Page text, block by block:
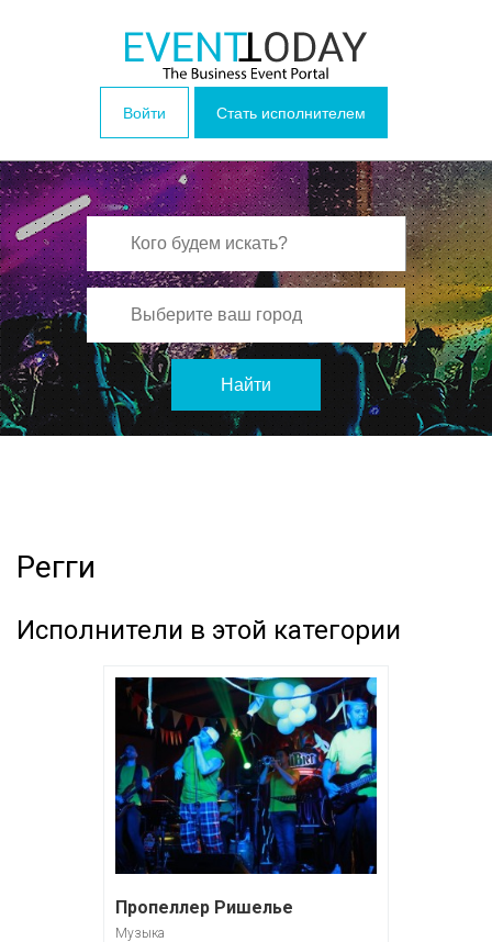
Войти Стать исполнителем
Найти
Регги
Исполнители в этой категории
Пропеллер Ришелье
Музыка